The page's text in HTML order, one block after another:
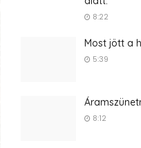
8:22
Most jött a
5:39
8:12